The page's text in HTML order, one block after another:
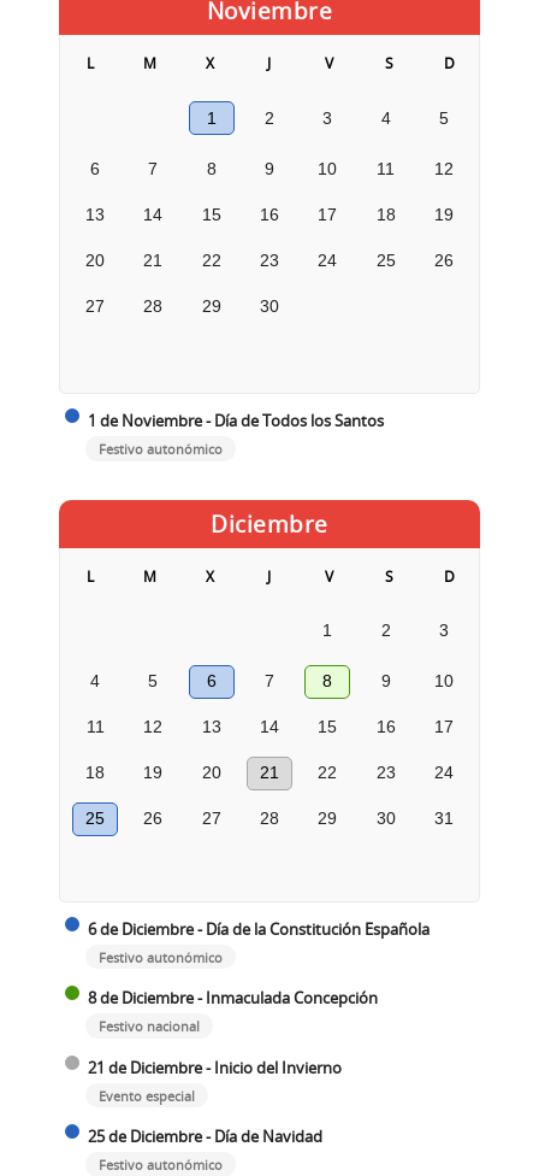
Noviembre
L M X J V S D
1 2 3 4 5
6 7 8 9 10 11 12
13 14 15 16 17 18 19
20 21 22 23 24 25 26
27 28 29 30
1 de Noviembre - Día de Todos los Santos
Festivo autonómico
Diciembre
L M X J V S D
1 2 3
4 5 6 7 8 9 10
11 12 13 14 15 16 17
18 19 20 21 22 23 24
25 26 27 28 29 30 31
6 de Diciembre - Día de la Constitución Española
Festivo autonómico
8 de Diciembre - Inmaculada Concepción
Festivo nacional
21 de Diciembre - Inicio del Invierno
Evento especial
25 de Diciembre - Día de Navidad
Festivo autonómico